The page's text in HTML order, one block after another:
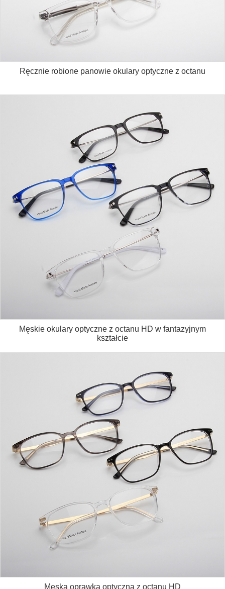
Ręcznie robione panowie okulary optyczne z octanu
Męskie okulary optyczne z octanu HD w fantazyjnym
kształcie
Męska oprawka optyczna z octanu HD